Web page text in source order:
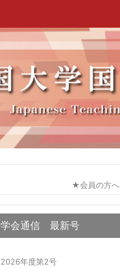
★会員の方へ
学会通信 最新号
2026年度第2号